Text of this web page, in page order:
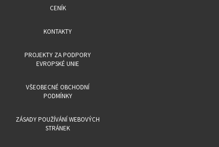
CENÍK
KONTAKTY
PROJEKTY ZA PODPORY
EVROPSKÉ UNIE
VŠEOBECNÉ OBCHODNÍ
PODMÍNKY
ZÁSADY POUŽÍVÁNÍ WEBOVÝCH
STRÁNEK